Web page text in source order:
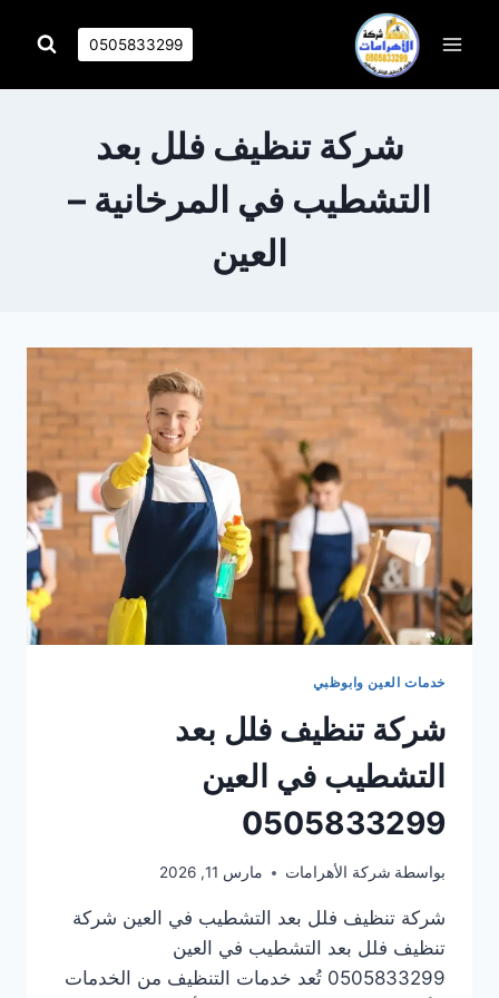
0505833299
شركة تنظيف فلل بعد
التشطيب في المرخانية –
العين
خدمات العين وابوظبي
شركة تنظيف فلل بعد
التشطيب في العين
0505833299
بواسطة شركة الأهرامات مارس 11, 2026
شركة تنظيف فلل بعد التشطيب في العين شركة
تنظيف فلل بعد التشطيب في العين
0505833299 تُعد خدمات التنظيف من الخدمات